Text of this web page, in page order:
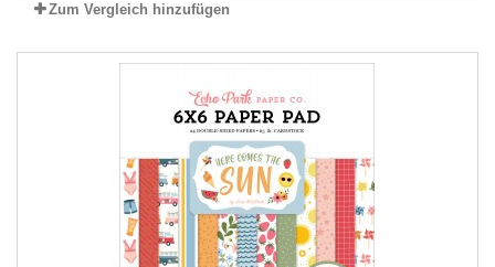
Zum Vergleich hinzufügen